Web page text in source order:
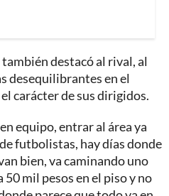
destacó al rival, al
desequilibrantes en el
carácter de sus dirigidos.
equipo, entrar al área ya
futbolistas, hay días donde
bien, va caminando uno
50 mil pesos en el piso y no